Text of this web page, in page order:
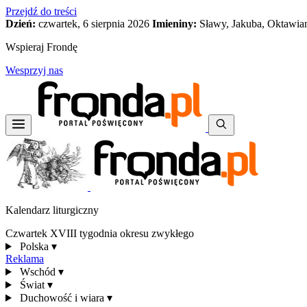
Przejdź do treści
Dzień: czwartek, 6 sierpnia 2026 Imieniny: Sławy, Jakuba,
Wspieraj Frondę
Wesprzyj nas
Kalendarz liturgiczny
Czwartek XVIII tygodnia okresu zwykłego
Polska ▾
Reklama
Wschód ▾
Świat ▾
Duchowość i wiara ▾